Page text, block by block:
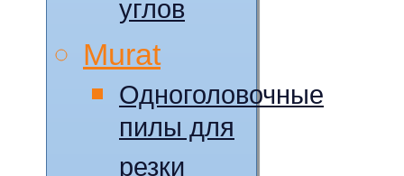
углов
Murat
Одноголовочные
пилы для